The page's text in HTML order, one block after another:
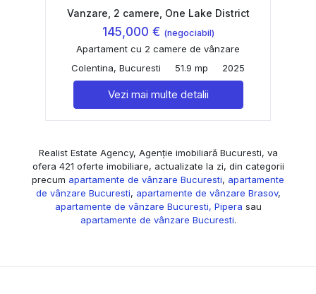
Vanzare, 2 camere, One Lake District
145,000 € (negociabil)
Apartament cu 2 camere de vânzare
Colentina, Bucuresti
51.9 mp 2025
Vezi mai multe detalii
Realist Estate Agency, Agenție imobiliară Bucuresti, va
ofera 421 oferte imobiliare, actualizate la zi, din categorii
precum apartamente de vânzare Bucuresti, apartamente
de vânzare Bucuresti, apartamente de vânzare Brasov,
apartamente de vânzare Bucuresti, Pipera sau
apartamente de vânzare Bucuresti.